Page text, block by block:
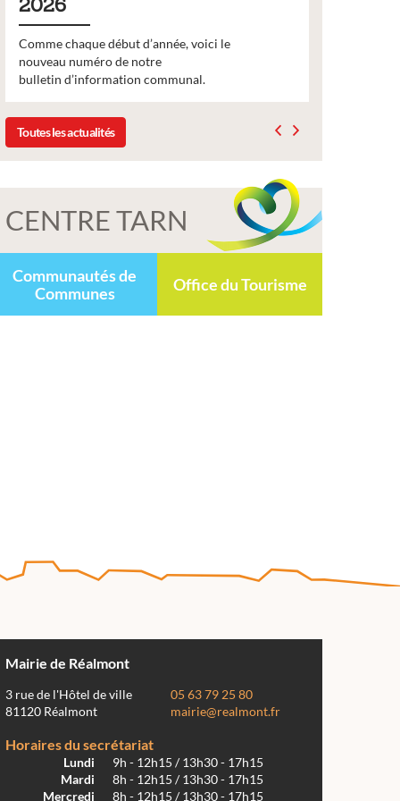
2026
Comme chaque début d’année, voici le
nouveau numéro de notre
bulletin d’information communal.
Toutes les actualités
CENTRE TARN
Communautés de
Communes
Office du Tourisme
Mairie de Réalmont
3 rue de l'Hôtel de ville
81120 Réalmont
05 63 79 25 80
mairie@realmont.fr
Horaires du secrétariat
Lundi
9h - 12h15 / 13h30 - 17h15
Mardi
8h - 12h15 / 13h30 - 17h15
Mercredi
8h - 12h15 / 13h30 - 17h15